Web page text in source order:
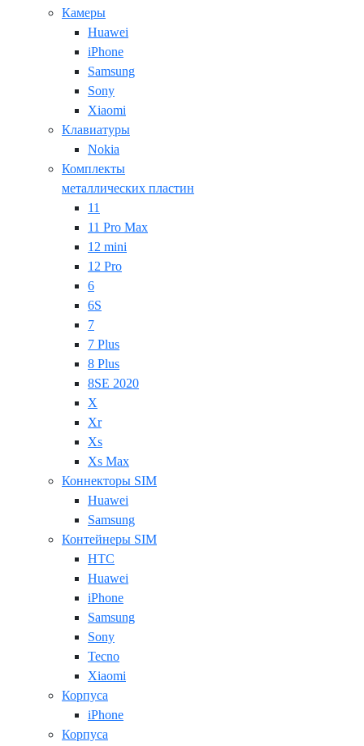
Камеры
Huawei
iPhone
Samsung
Sony
Xiaomi
Клавиатуры
Nokia
Комплекты
металлических пластин
11
11 Pro Max
12 mini
12 Pro
6
6S
7
7 Plus
8 Plus
8SE 2020
X
Xr
Xs
Xs Max
Коннекторы SIM
Huawei
Samsung
Контейнеры SIM
HTC
Huawei
iPhone
Samsung
Sony
Tecno
Xiaomi
Корпуса
iPhone
Корпуса